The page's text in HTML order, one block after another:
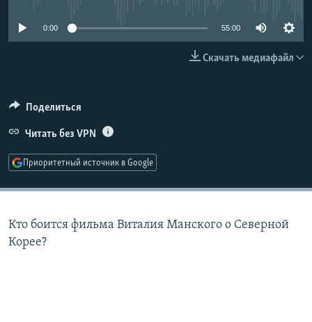
Все сайты РСЕ/РС
0:00 55:00
Скачать медиафайл
Поделиться
Читать без VPN
Приоритетный источник в Google
Кто боится фильма Виталия Манского о Северной
Корее?